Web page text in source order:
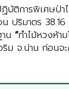
ฏิบัติการพิเศ
ริมาตร 38.16
น “ทำไม้หวงห้า
จ.น่าน ก่อนจ